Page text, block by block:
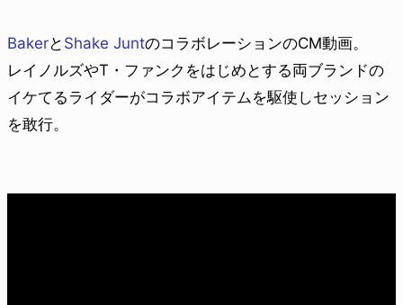
Bakerと Shake JuntのコラボレーションのCM動画。
レイノルズやT・ファンクをはじめとする両ブランドの
イケてるライダーがコラボアイテムを駆使しセッション
を敢行。